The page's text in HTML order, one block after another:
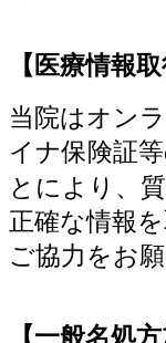
【医療情報取
当院はオン
イナ保険証
とにより、
正確な情報
ご協力をお
【一般名処方